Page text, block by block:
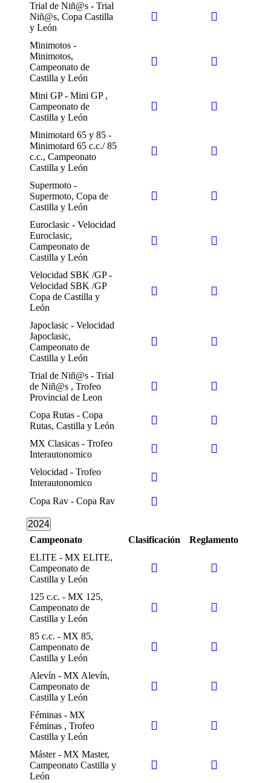
Trial de Niñ@s - Trial
Niñ@s, Copa Castilla
y León
Minimotos -
Minimotos,
Campeonato de
Castilla y León
Mini GP - Mini GP ,
Campeonato de
Castilla y León
Minimotard 65 y 85 -
Minimotard 65 c.c./ 85
c.c., Campeonato
Castilla y León
Supermoto -
Supermoto, Copa de
Castilla y León
Euroclasic - Velocidad
Euroclasic,
Campeonato de
Castilla y León
Velocidad SBK /GP -
Velocidad SBK /GP
Copa de Castilla y
León
Japoclasic - Velocidad
Japoclasic,
Campeonato de
Castilla y León
Trial de Niñ@s - Trial
de Niñ@s , Trofeo
Provincial de Leon
Copa Rutas - Copa
Rutas, Castilla y León
MX Clasicas - Trofeo
Interautonomico
Velocidad - Trofeo
Interautonomico
Copa Rav - Copa Rav
2024
Campeonato
Clasificación
Reglamento
ELITE - MX ELITE,
Campeonato de
Castilla y León
125 c.c. - MX 125,
Campeonato de
Castilla y León
85 c.c. - MX 85,
Campeonato de
Castilla y León
Alevín - MX Alevín,
Campeonato de
Castilla y León
Féminas - MX
Féminas , Trofeo
Castilla y León
Máster - MX Master,
Campeonato Castilla y
León